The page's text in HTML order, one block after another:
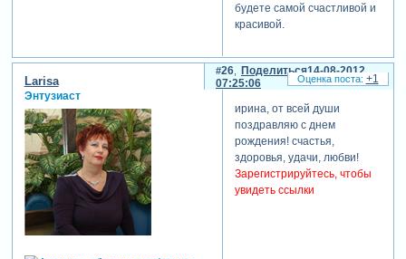
будете самой счастливой и
красивой.
Поделиться
26
14-08-2012
07:25:06
Larisa
Энтузиаст
ирина, от всей души
поздравляю с днем
рождения! счастья,
здоровья, удачи, любви!
Зарегистрируйтесь, чтобы
увидеть ссылки
+1